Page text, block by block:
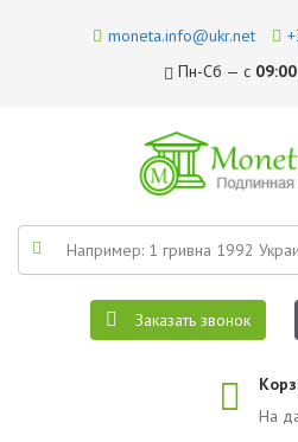
moneta.info@ukr.net
Пн-Сб — с 09:00
Заказать звонок
На